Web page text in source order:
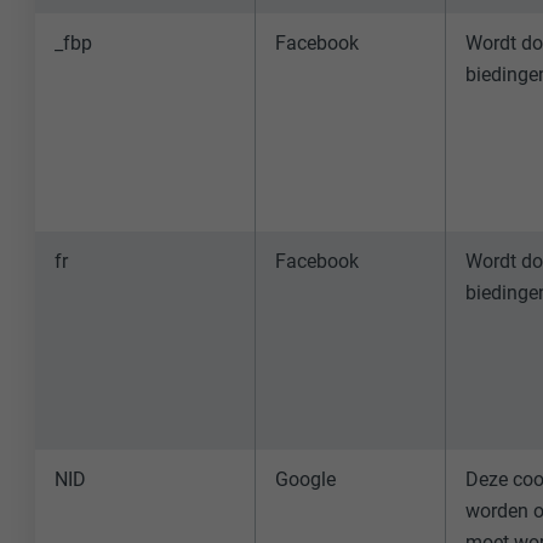
_fbp Facebook
Wordt
fr Facebook
Wordt
NID Google
Deze
worden
NAAM
NAAM
DOEL